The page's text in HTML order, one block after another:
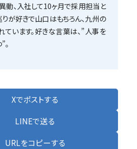
動、入社して10ヶ月で採用担当と
が好きで山口はもちろん、九州の
ています。好きな言葉は、”人事を
。
Xでポストする
LINEで送る
URLをコピーする